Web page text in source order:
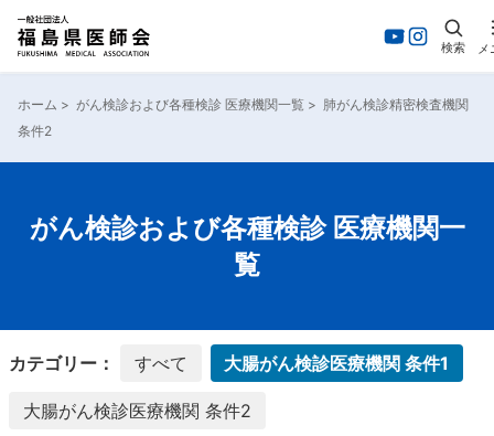
検索 メ
ホーム > がん検診および各種検診 医療機関一覧 > 肺がん検診精密検査機関
条件2
がん検診および各種検診 医療機関一
覧
カテゴリー： すべて 大腸がん検診医療機関 条件1
大腸がん検診医療機関 条件2